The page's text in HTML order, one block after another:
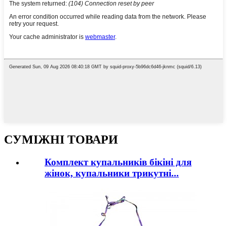
СУМІЖНІ ТОВАРИ
Комплект купальників бікіні для
жінок, купальники трикутні...